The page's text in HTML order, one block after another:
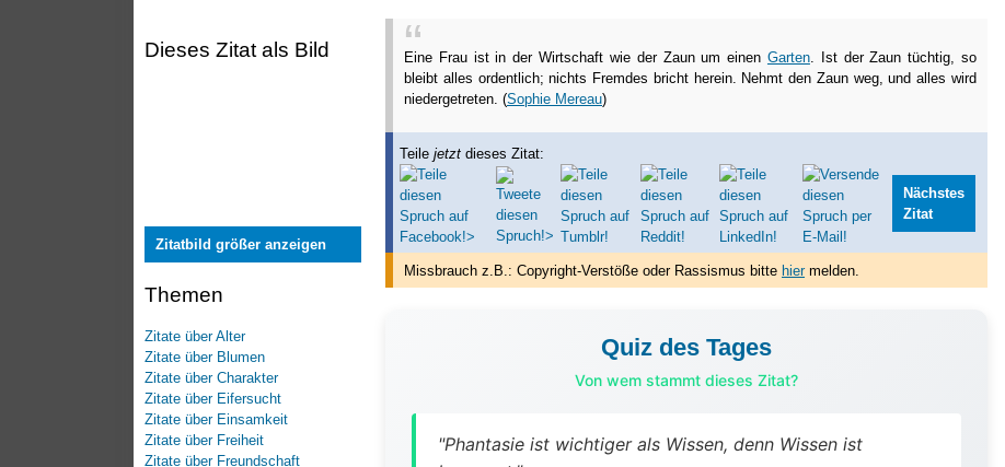
Dieses Zitat als Bild
Zitatbild größer anzeigen
Themen
Zitate über Alter
Zitate über Blumen
Zitate über Charakter
Zitate über Eifersucht
Zitate über Einsamkeit
Zitate über Freiheit
Zitate über Freundschaft
Eine Frau ist in der Wirtschaft wie der Zaun um einen Garten. Ist der Zaun tüchtig, so
bleibt alles ordentlich; nichts Fremdes bricht herein. Nehmt den Zaun weg, und alles wird
niedergetreten. (Sophie Mereau)
Teilejetzt dieses Zitat:
Nächstes
Zitat
Missbrauch z.B.: Copyright-Verstöße oder Rassismus bitte hiermelden.
Quiz des Tages
Von wem stammt dieses Zitat?
"Phantasie ist wichtiger als Wissen, denn Wissen ist